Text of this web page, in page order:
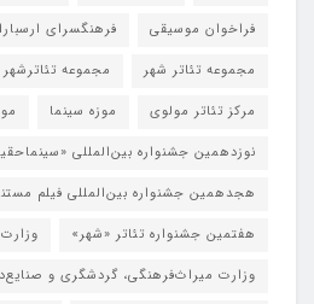
فراخوان موسیقی
فرهنگسرای
مجموعه تئاتر شهر
مجموعه تئاترشهر
مرکز تئاتر مولوی
موزه سینما
نوزدهمین جشنواره بین‌المللی
هجدهمین جشنواره بین‌المللی فیلم
هفتمین جشنواره تئاتر «شهر»
وزارت میراث‌فرهنگی، گردشگری و